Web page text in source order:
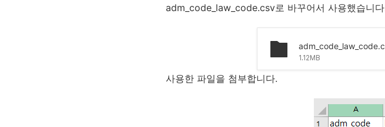
adm_code_law_code.csv로 바꾸어서 사용했습니
1.12MB
사용한 파일을 첨부합니다.